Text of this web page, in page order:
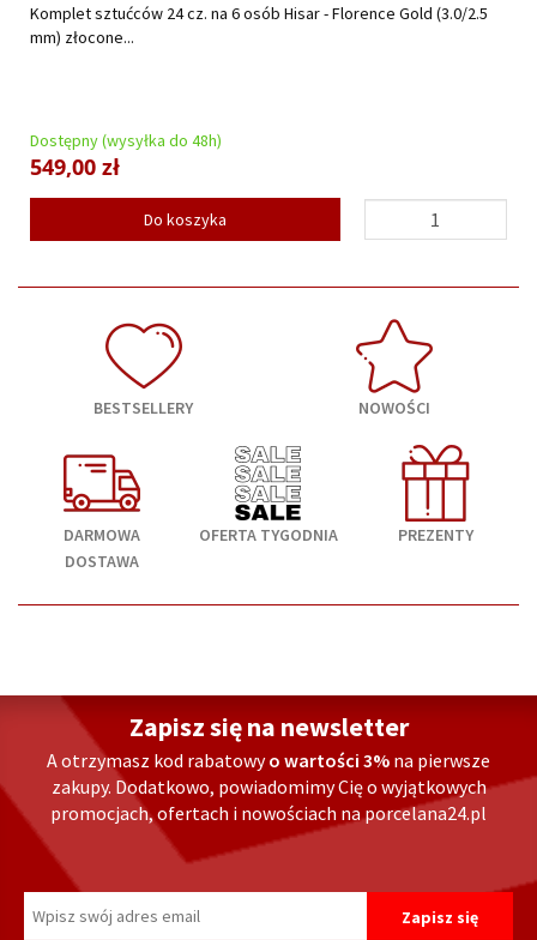
Komplet sztućców 24 cz. na 6 osób Hisar - Florence Gold (3.0/2.5
mm) złocone...
Dostępny (wysyłka do 48h)
549,00 zł
Do koszyka
BESTSELLERY NOWOŚCI
DARMOWA
DOSTAWA
OFERTA TYGODNIA PREZENTY
Zapisz się na newsletter
A otrzymasz kod rabatowyo wartości 3% na pierwsze
zakupy. Dodatkowo, powiadomimy Cię o wyjątkowych
promocjach, ofertach i nowościach na porcelana24.pl